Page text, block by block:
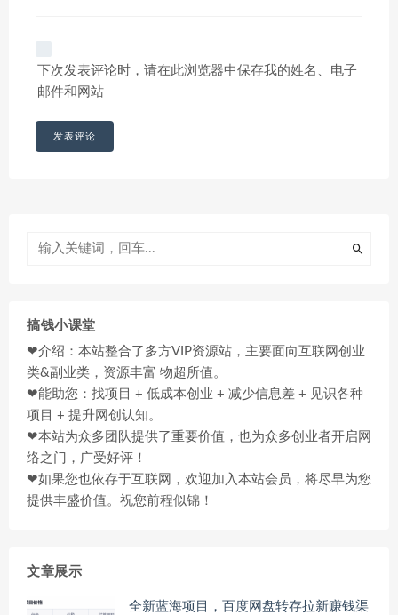
下次发表评论时，请在此浏览器中保存我的姓名、电子
邮件和网站
搞钱小课堂
❤介绍：本站整合了多方VIP资源站，主要面向互联网创业
类&副业类，资源丰富 物超所值。
❤能助您：找项目 + 低成本创业 + 减少信息差 + 见识各种
项目 + 提升网创认知。
❤本站为众多团队提供了重要价值，也为众多创业者开启网
络之门，广受好评！
❤如果您也依存于互联网，欢迎加入本站会员，将尽早为您
提供丰盛价值。祝您前程似锦！
文章展示
全新蓝海项目，百度网盘转存拉新赚钱渠